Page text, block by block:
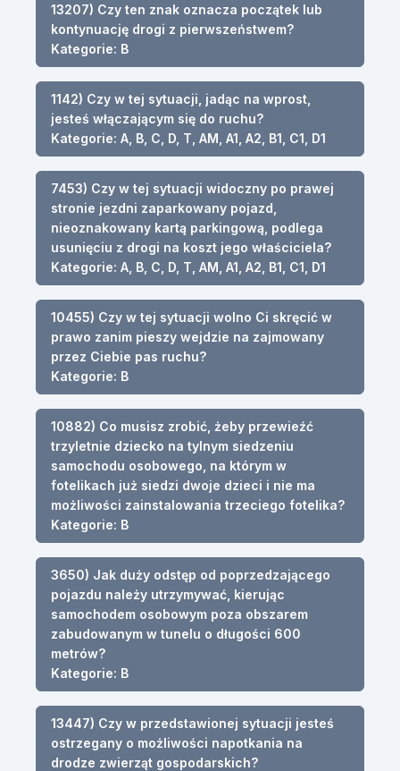
13207) Czy ten znak oznacza początek lub
kontynuację drogi z pierwszeństwem?
Kategorie: B
1142) Czy w tej sytuacji, jadąc na wprost,
jesteś włączającym się do ruchu?
Kategorie: A, B, C, D, T, AM, A1, A2, B1, C1, D1
7453) Czy w tej sytuacji widoczny po prawej
stronie jezdni zaparkowany pojazd,
nieoznakowany kartą parkingową, podlega
usunięciu z drogi na koszt jego właściciela?
Kategorie: A, B, C, D, T, AM, A1, A2, B1, C1, D1
10455) Czy w tej sytuacji wolno Ci skręcić w
prawo zanim pieszy wejdzie na zajmowany
przez Ciebie pas ruchu?
Kategorie: B
10882) Co musisz zrobić, żeby przewieźć
trzyletnie dziecko na tylnym siedzeniu
samochodu osobowego, na którym w
fotelikach już siedzi dwoje dzieci i nie ma
możliwości zainstalowania trzeciego fotelika?
Kategorie: B
3650) Jak duży odstęp od poprzedzającego
pojazdu należy utrzymywać, kierując
samochodem osobowym poza obszarem
zabudowanym w tunelu o długości 600
metrów?
Kategorie: B
13447) Czy w przedstawionej sytuacji jesteś
ostrzegany o możliwości napotkania na
drodze zwierząt gospodarskich?